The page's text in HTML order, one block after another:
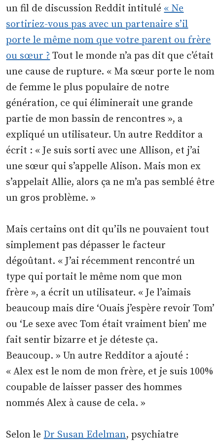
un fil de discussion Reddit intitulé« Ne
sortiriez-vous pas avec un partenaire s’il
porte le même nom que votre parent ou frère
ou sœur ?Tout le monde n’a pas dit que c’était
une cause de rupture. « Ma sœur porte le nom
de femme le plus populaire de notre
génération, ce qui éliminerait une grande
partie de mon bassin de rencontres », a
expliqué un utilisateur. Un autre Redditor a
écrit : « Je suis sorti avec une Allison, et j’ai
une sœur qui s’appelle Alison. Mais mon ex
s’appelait Allie, alors ça ne m’a pas semblé être
un gros problème. »
Mais certains ont dit qu’ils ne pouvaient tout
simplement pas dépasser le facteur
dégoûtant. « J’ai récemment rencontré un
type qui portait le même nom que mon
frère », a écrit un utilisateur. « Je l’aimais
beaucoup mais dire ‘Ouais j’espère revoir Tom’
ou ‘Le sexe avec Tom était vraiment bien’ me
fait sentir bizarre et je déteste ça.
Beaucoup. » Un autre Redditor a ajouté :
« Alex est le nom de mon frère, et je suis 100%
coupable de laisser passer des hommes
nommés Alex à cause de cela. »
Selon leDr Susan Edelman, psychiatre